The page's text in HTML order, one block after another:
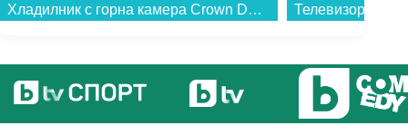
Хладилник с горна камера Crown DF133EW , 117 l, E , Бял , Статична...